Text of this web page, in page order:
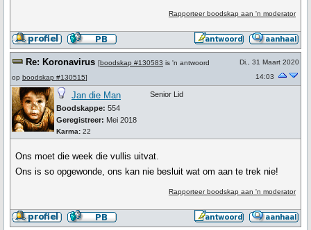
Rapporteer boodskap aan 'n moderator
Re: Koronavirus [boodskap #130583 is 'n antwoord
op boodskap #130515]
Di., 31 Maart 2020
14:03
Jan die Man
Boodskappe: 554
Geregistreer: Mei 2018
Karma: 22
Senior Lid
Ons moet die week die vullis uitvat.
Ons is so opgewonde, ons kan nie besluit wat om aan te trek nie!
Rapporteer boodskap aan 'n moderator